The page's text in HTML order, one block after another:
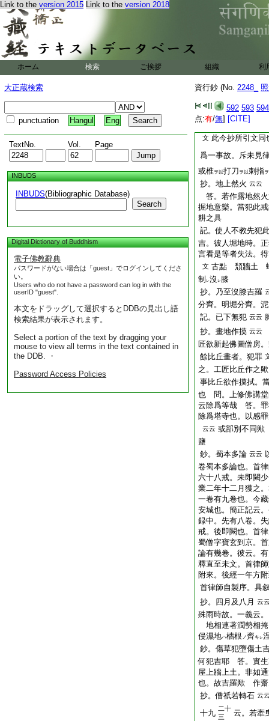
Link to the version 2015 Link to the version 2018
ホーム 検索 ご挨拶 組織 利
大正蔵検索
punctuation Hangul Eng
TextNo. Vol. Page
INBUDS
INBUDS(Bibliographic Database)
Search
Digital Dictionary of Buddhism
電子佛教辭典
パスワードがない場合は「guest」でログインしてくださ
い。
Users who do not have a password can log in with the
userID "guest".
本文をドラッグして選択するとDDBの見出し語
検索結果が表示されます。
Select a portion of the text by dragging your
mouse to view all terms in the text contained in
the DDB. ・
Password Access Policies
資行鈔 (No. 2248_
592 593 594
点:有/無] [CITE]
門過五六亦説之。
不審也 又義云。此
也
堀地戒第十
螻蟻
蝝飛
記注。此未見律文
地未堀地。若已堀
文 此今抄所引文同
爲一事故。斥未
或椎ヲ以打刀 ヲ以刺 指
抄。地上然火 云云
答。若作露地然
掘地意樂。當犯此
耕之具
記。使人不教先犯
吉。彼人堀地時。
言看是等者失法。
文 古點 頽牆土
制
レ沒 レ膝
抄。乃至沒膝吉羅
分齊。明堀分齊。
記。已下無犯 云云
抄。畫地作摸 云云
匠欲新起佛圖僧房
餘比丘畫者。犯罪
之。工匠比丘作之
事比丘欲作摸拭。
也 問。上修佛講堂
云除爲等哉 答。罪
除爲塔寺也。以感
云云 或部別不同
鹽
鈔。蜀本多論 云云
卷蜀本多論也。首
六十八戒。未即闕
業二年十二月獲之
一卷有九卷也。今
安城也。簡正記云
録中。先有八卷。
戒。後即闕也。首
蜀僧字寶玄到京。
論有幾卷。彼云。
釋直至未文。首律
附來。後經一年方
首律師自製序。具
抄。四月及八月 云
殊雨時故。一義云
地相連著潤勢相
侵濕地ハ檣根 ノ齊キ レ
鈔。傷草犯墮傷土
何犯吉耶 答。實生
屋上牆上土。非如
也。故吉羅歟 作齋
抄。僧祇若轉石 云
十九 二十
三
云。若牽